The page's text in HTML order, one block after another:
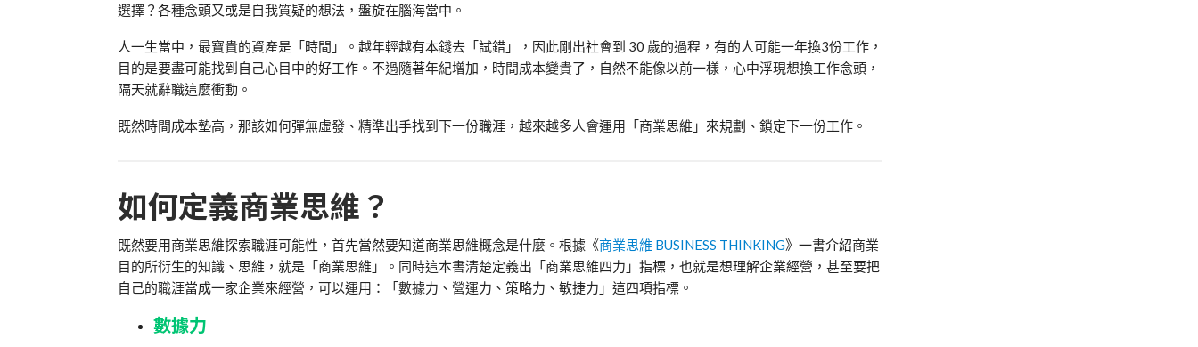
選擇？各種念頭又或是自我質疑的想法，盤旋在腦海當中。
人一生當中，最寶貴的資產是「時間」。越年輕越有本錢去「試錯」，因此剛出社會到 30 歲的過程，有的人可能一年換3份工作，
目的是要盡可能找到自己心目中的好工作。不過隨著年紀增加，時間成本變貴了，自然不能像以前一樣，心中浮現想換工作念頭，
隔天就辭職這麼衝動。
既然時間成本墊高，那該如何彈無虛發、精準出手找到下一份職涯，越來越多人會運用「商業思維」來規劃、鎖定下一份工作。
如何定義商業思維？
既然要用商業思維探索職涯可能性，首先當然要知道商業思維概念是什麼。根據《商業思維 BUSINESS THINKING》一書介紹商業
目的所衍生的知識、思維，就是「商業思維」。同時這本書清楚定義出「商業思維四力」指標，也就是想理解企業經營，甚至要把
自己的職涯當成一家企業來經營，可以運用：「數據力、營運力、策略力、敏捷力」這四項指標。
數據力